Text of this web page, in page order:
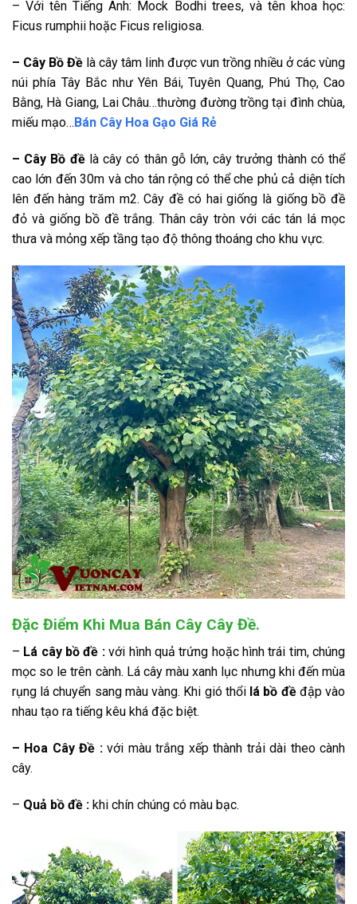
– Với tên Tiếng Anh: Mock Bodhi trees, và tên khoa học:
Ficus rumphii hoặc Ficus religiosa.
– Cây Bồ Đề là cây tâm linh được vun trồng nhiều ở các vùng
núi phía Tây Bắc như Yên Bái, Tuyên Quang, Phú Thọ, Cao
Bằng, Hà Giang, Lai Châu…thường đường trồng tại đình chùa,
miếu mạo… Bán Cây Hoa Gạo Giá Rẻ
– Cây Bồ đềlà cây có thân gỗ lớn, cây trưởng thành có thể
cao lớn đến 30m và cho tán rộng có thể che phủ cả diện tích
lên đến hàng trăm m2. Cây đề có hai giống là giống bồ đề
đỏ và giống bồ đề trắng. Thân cây tròn với các tán lá mọc
thưa và mỏng xếp tầng tạo độ thông thoáng cho khu vực.
Đặc Điểm Khi Mua Bán Cây Cây Đề.
– Lá cây bồ đề :với hình quả trứng hoặc hình trái tim, chúng
mọc so le trên cành. Lá cây màu xanh lục nhưng khi đến mùa
rụng lá chuyển sang màu vàng. Khi gió thổi lá bồ đềđập vào
nhau tạo ra tiếng kêu khá đặc biệt.
– Hoa Cây Đề :với màu trắng xếp thành trải dài theo cành
cây.
– Quả bồ đề : khi chín chúng có màu bạc.